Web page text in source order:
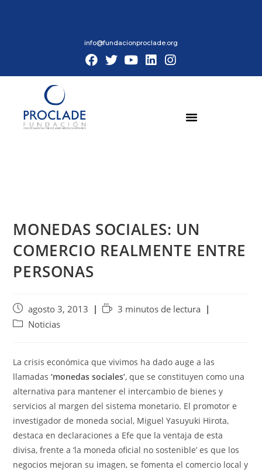
info@fundacionproclade.org
MONEDAS SOCIALES: UN
COMERCIO REALMENTE ENTRE
PERSONAS
agosto 3, 2013
3 minutos de lectura
Noticias
La crisis económica que vivimos ha dado auge a las
llamadas‘monedas sociales’, que se constituyen como una
alternativa para mantener el intercambio de bienes y
servicios al margen del sistema monetario. El promotor e
investigador de moneda social, Miguel Yasuyuki Hirota,
destaca en declaraciones a Efe que la ventaja de esta
divisa, frente a ‘la moneda oficial no sostenible’ es que los
negocios mejoran su imagen, se fomenta el comercio local y